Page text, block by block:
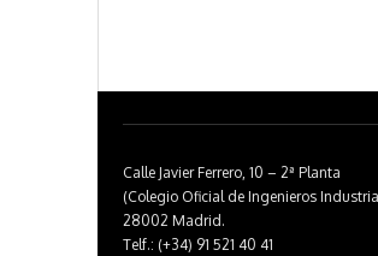
Calle Javier Ferrero, 10 – 2ª Planta
(Colegio Oficial de Ingenieros
28002 Madrid.
Telf.: (+34) 91 521 40 41